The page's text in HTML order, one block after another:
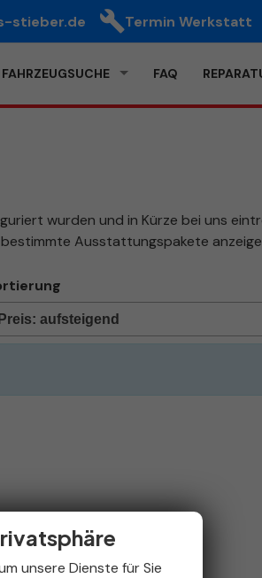
stieber.de Termin Werkstatt
FAHRZEUGSUCHE FAQ
wurden und in Kürze bei uns
bestimmte Ausstattungspakete
unsere Dienste für Sie